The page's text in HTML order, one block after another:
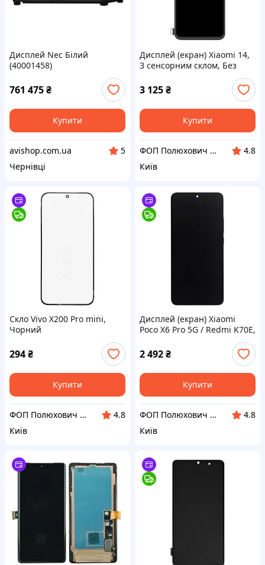
Дисплей Nec Білий
(40001458)
761 475₴
Купити
avishop.com.ua
5
Чернівці
Дисплей (екран) Xiaomi 14,
З сенсорним склом, Без
3 125₴
Купити
ФОП Полюхович Л.Г.
4.8
Київ
Скло Vivo X200 Pro mini,
Чорний
294₴
Купити
ФОП Полюхович Л.Г.
4.8
Київ
Дисплей (екран) Xiaomi
Poco X6 Pro 5G / Redmi K70E,
рамкою, IPS, Чорний
2 492₴
Купити
ФОП Полюхович Л.Г.
4.8
Київ